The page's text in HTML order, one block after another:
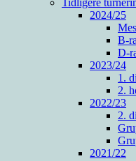
Tidligere
2024/25
B-
D-
2023/24
1.
2.
2022/23
2.
2021/22